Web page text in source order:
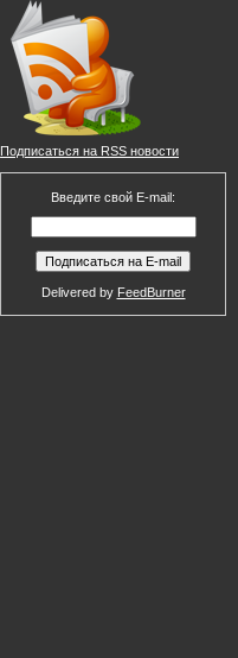
Подписаться на RSS новости
Введите свой E-mail:
Delivered by FeedBurner